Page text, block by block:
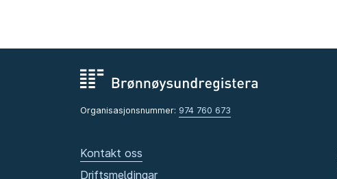
Organisasjonsnummer: 974 760 673
Kontakt oss
Driftsmeldingar